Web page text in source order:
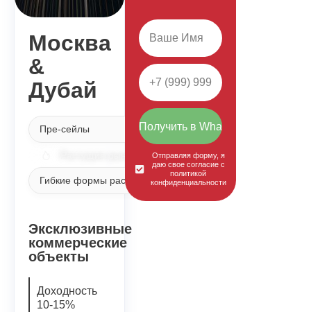
Москва
&
Дубай
Пре-сейлы
Гибкие формы рассрочек
Эксклюзивные
коммерческие
объекты
Доходность
10-15%
Получить в WhatsApp
Отправляя форму, я
даю свое согласие с
политикой
конфиденциальности